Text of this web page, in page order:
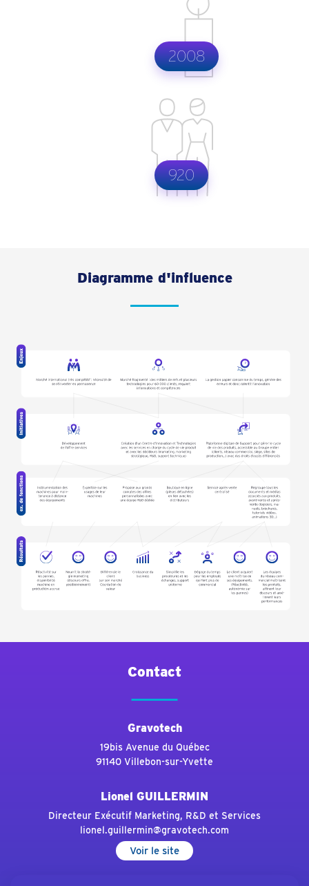
2008
920
Diagramme d'influence
Contact
Gravotech
19bis Avenue du Québec
91140 Villebon-sur-Yvette
Lionel GUILLERMIN
Directeur Exécutif Marketing, R&D et Services
lionel.guillermin@gravotech.com
Voir le site